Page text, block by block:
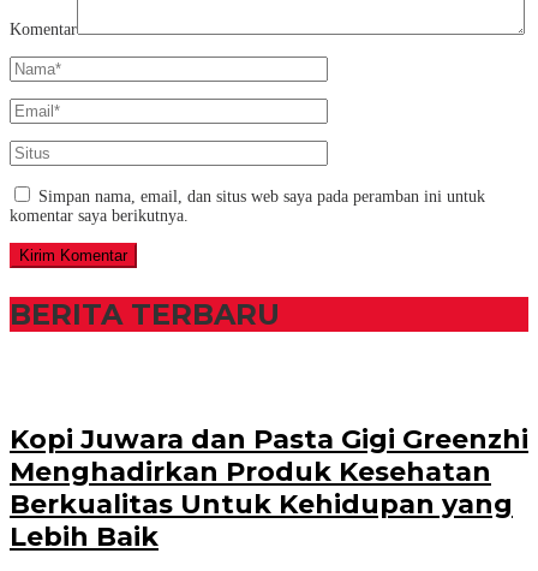
Komentar
Simpan nama, email, dan situs web saya pada peramban ini untuk
komentar saya berikutnya.
BERITA TERBARU
Kopi Juwara dan Pasta Gigi Greenzhi
Menghadirkan Produk Kesehatan
Berkualitas Untuk Kehidupan yang
Lebih Baik